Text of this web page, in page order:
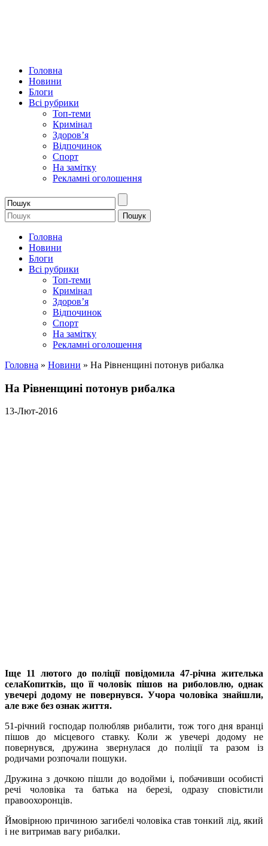
Головна
Новини
Блоги
Всі рубрики
Топ-теми
Кримінал
Здоров’я
Відпочинок
Спорт
На замітку
Рекламні оголошення
Головна
Новини
Блоги
Всі рубрики
Топ-теми
Кримінал
Здоров’я
Відпочинок
Спорт
На замітку
Рекламні оголошення
Головна » Новини » На Рівненщині потонув рибалка
На Рівненщині потонув рибалка
13-Лют-2016
Іще 11 лютого до поліції повідомила 47-річна жителька
селаКопитків, що її чоловік пішов на риболовлю, однак
увечері додому не повернувся. Учора чоловіка знайшли,
але вже без ознак життя.
51-річний господар полюбляв рибалити, тож того дня вранці
пішов до місцевого ставку. Коли ж увечері додому не
повернувся, дружина звернулася до поліції та разом із
родичами розпочали пошуки.
Дружина з дочкою пішли до водойми і, побачивши особисті
речі чоловіка та батька на березі, одразу сповістили
правоохоронців.
Ймовірною причиною загибелі чоловіка став тонкий лід, який
і не витримав вагу рибалки.